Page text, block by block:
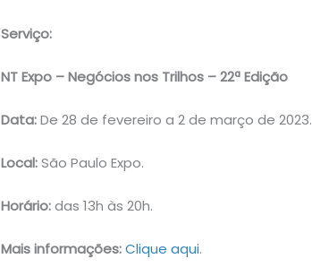
Serviço:
NT Expo – Negócios nos Trilhos – 22ª Edição
Data:De 28 de fevereiro a 2 de março de 2023.
Local:São Paulo Expo.
Horário:das 13h às 20h.
Mais informações:Clique aqui.